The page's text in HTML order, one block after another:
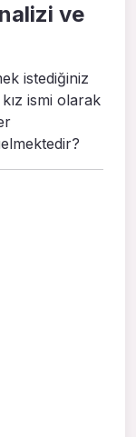
ve
istediğiniz
ismi olarak